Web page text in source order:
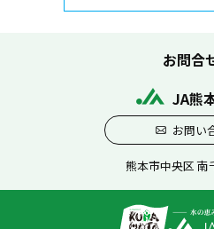
お問合
JA熊
お問い
熊本市中央区 南